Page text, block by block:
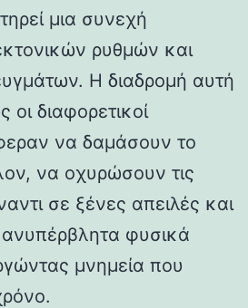
μια συνεχή
ρυθμών και
Η διαδρομή αυτή
διαφορετικοί
να δαμάσουν το
να οχυρώσουν τις
σε ξένες απειλές και
φυσικά
μνημεία που